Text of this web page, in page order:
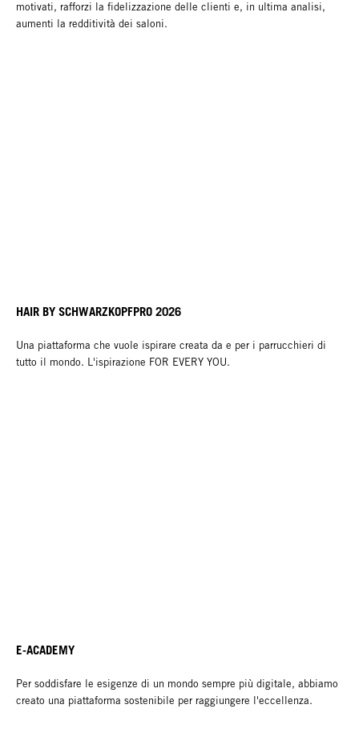
motivati, rafforzi la fidelizzazione delle clienti e, in ultima analisi,
aumenti la redditività dei saloni.
HAIR BY SCHWARZKOPFPRO 2026
Una piattaforma che vuole ispirare creata da e per i parrucchieri di
tutto il mondo. L'ispirazione FOR EVERY YOU.
E-ACADEMY
Per soddisfare le esigenze di un mondo sempre più digitale, abbiamo
creato una piattaforma sostenibile per raggiungere l'eccellenza.